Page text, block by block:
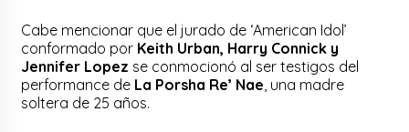
Cabe mencionar que el jurado de ‘American Idol’
conformado por Keith Urban, Harry Connick y
Jennifer Lopez se conmocionó al ser testigos del
performance de La Porsha Re’ Nae , una madre
soltera de 25 años.